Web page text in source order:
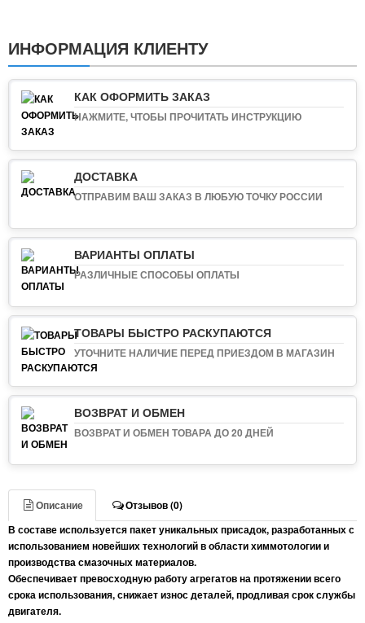
ИНФОРМАЦИЯ КЛИЕНТУ
КАК ОФОРМИТЬ ЗАКАЗ
НАЖМИТЕ, ЧТОБЫ ПРОЧИТАТЬ ИНСТРУКЦИЮ
ДОСТАВКА
ОТПРАВИМ ВАШ ЗАКАЗ В ЛЮБУЮ ТОЧКУ РОССИИ
ВАРИАНТЫ ОПЛАТЫ
РАЗЛИЧНЫЕ СПОСОБЫ ОПЛАТЫ
ТОВАРЫ БЫСТРО РАСКУПАЮТСЯ
УТОЧНИТЕ НАЛИЧИЕ ПЕРЕД ПРИЕЗДОМ В МАГАЗИН
ВОЗВРАТ И ОБМЕН
ВОЗВРАТ И ОБМЕН ТОВАРА ДО 20 ДНЕЙ
Описание
Отзывов (0)
В составе используется пакет уникальных присадок, разработанных с
использованием новейших технологий в области химмотологии и
производства смазочных материалов.
Обеспечивает превосходную работу агрегатов на протяжении всего
срока использования, снижает износ деталей, продливая срок службы
двигателя.